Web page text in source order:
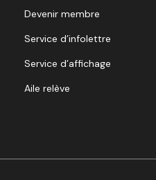
Devenir membre
Service d’infolettre
Service d’affichage
Aile relève